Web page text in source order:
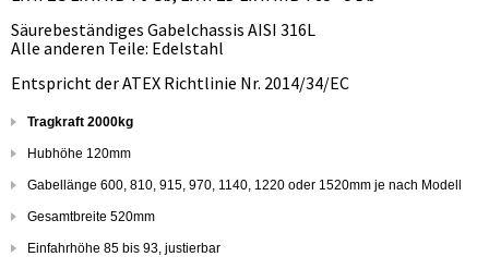
Säurebeständiges Gabelchassis AISI 316L
Alle anderen Teile: Edelstahl
Entspricht der ATEX Richtlinie Nr. 2014/34/EC
Tragkraft 2000kg
Hubhöhe 120mm
Gabellänge 600, 810, 915, 970, 1140, 1220 oder 1520mm je nach Modell
Gesamtbreite 520mm
Einfahrhöhe 85 bis 93, justierbar